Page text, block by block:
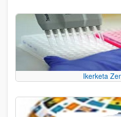
Ikerketa